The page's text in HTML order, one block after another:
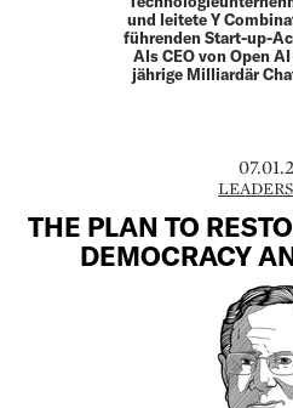
und leitete Y
führenden Start-up-­
Als CEO von Open
jährige Milliardär
THE PLAN TO
DEMOCRACY